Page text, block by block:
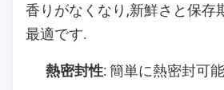
香りがなくなり,新鮮さと保存
最適です.
熱密封性: 簡単に熱密封可